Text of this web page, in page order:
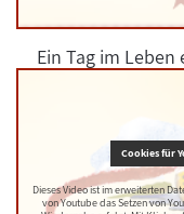
Ein Tag im
Cookies für
Dieses Video ist im erweiterten
von Youtube das Setzen von